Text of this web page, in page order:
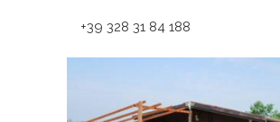
+39 328 31 84 188